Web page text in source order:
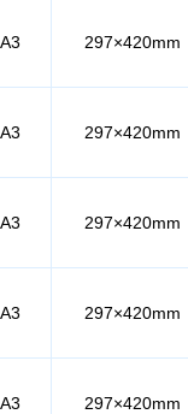
A3 297×420mm
A3 297×420mm
A3 297×420mm
A3 297×420mm
A3 297×420mm